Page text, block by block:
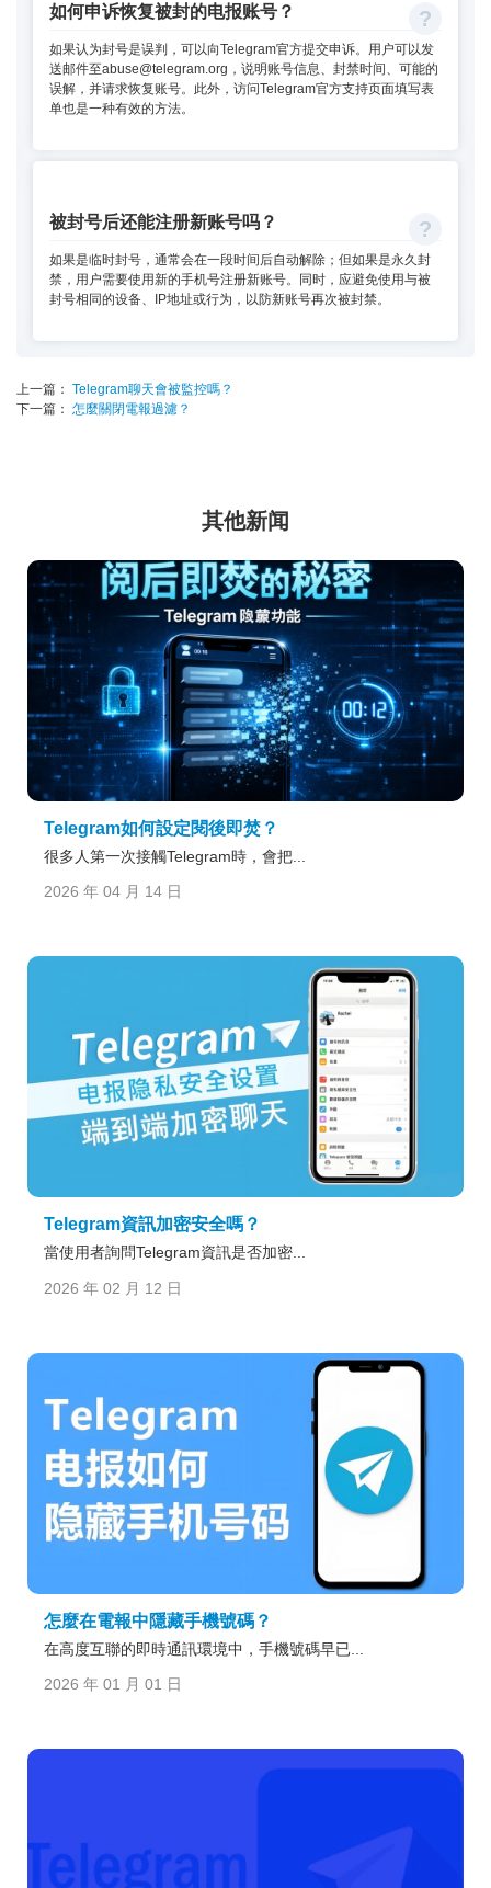
如何申诉恢复被封的电报账号？
如果认为封号是误判，可以向Telegram官方提交申诉。用户可以发
送邮件至abuse@telegram.org ，说明账号信息、封禁时间、可能的
误解，并请求恢复账号。此外，访问Telegram官方支持页面填写表
单也是一种有效的方法。
被封号后还能注册新账号吗？
如果是临时封号，通常会在一段时间后自动解除；但如果是永久封
禁，用户需要使用新的手机号注册新账号。同时，应避免使用与被
封号相同的设备、IP地址或行为，以防新账号再次被封禁。
上一篇： Telegram聊天會被監控嗎？
下一篇： 怎麼關閉電報過濾？
其他新闻
Telegram如何設定閱後即焚？
很多人第一次接觸Telegram時，會把...
2026 年 04 月 14 日
Telegram資訊加密安全嗎？
當使用者詢問Telegram資訊是否加密...
2026 年 02 月 12 日
怎麼在電報中隱藏手機號碼？
在高度互聯的即時通訊環境中，手機號碼早已...
2026 年 01 月 01 日